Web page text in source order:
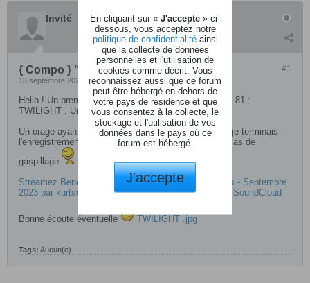
Invité
#1
{ Compo } " Beneath the Surface "
18 septembre 2023, 14h25
Hello ! Un premier enregistrement pour mon album N° 81 :
TWILIGHT . Une compo ambient-électro ...
Un orage ayant mis mon matériel sur "off " alors que je terminais
l'enregistrement ( coupure EDF ) j'ai shunté la fin.... Pas de
gaspillage
Streamez Beneath The Surface - Romain Deschamps - Septembre
2023 par kurtsolo | Écoutez en ligne gratuitement sur SoundCloud
Bonne écoute éventuelle TWILIGHT .jpg
Tags: Aucun(e)
En cliquant sur « J'accepte » ci-
dessous, vous acceptez notre
politique de confidentialitéainsi
que la collecte de données
personnelles et l'utilisation de
cookies comme décrit. Vous
reconnaissez aussi que ce forum
peut être hébergé en dehors de
votre pays de résidence et que
vous consentez à la collecte, le
stockage et l'utilisation de vos
données dans le pays où ce
forum est hébergé.
J'accepte